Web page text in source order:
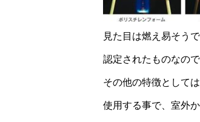
見た目は燃え易そう
認定されたものなので
その他の特徴として
使用する事で、室外